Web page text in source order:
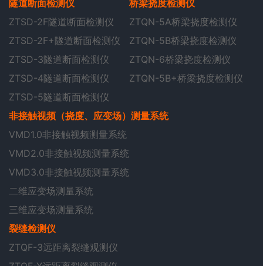
隧道断面检测仪
ZTSD-2F隧道断面检测仪
ZTSD-2F+隧道断面检测仪
ZTSD-3隧道断面检测仪
ZTSD-4隧道断面检测仪
ZTSD-5隧道断面检测仪
桥梁挠度检测仪
ZTQN-5A桥梁挠度检测仪
ZTQN-5B桥梁挠度检测仪
ZTQN-6桥梁挠度检测仪
ZTQN-5B+桥梁挠度检测仪
非接触视频（挠度、应变场）测量系统
VMD1.0非接触视频测量系统
VMD2.0非接触视频测量系统
VMD3.0非接触视频测量系统
二维应变场测量系统
三维应变场测量系统
裂缝检测仪
ZTQF-3远距离裂缝观测仪